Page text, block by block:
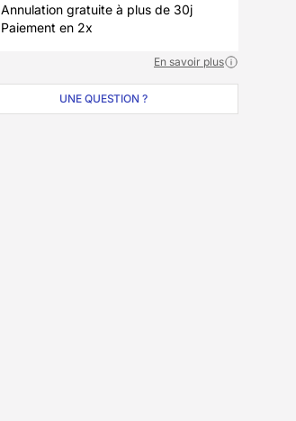
Annulation gratuite à plus de 30j
Paiement en 2x
En savoir plus
UNE QUESTION ?